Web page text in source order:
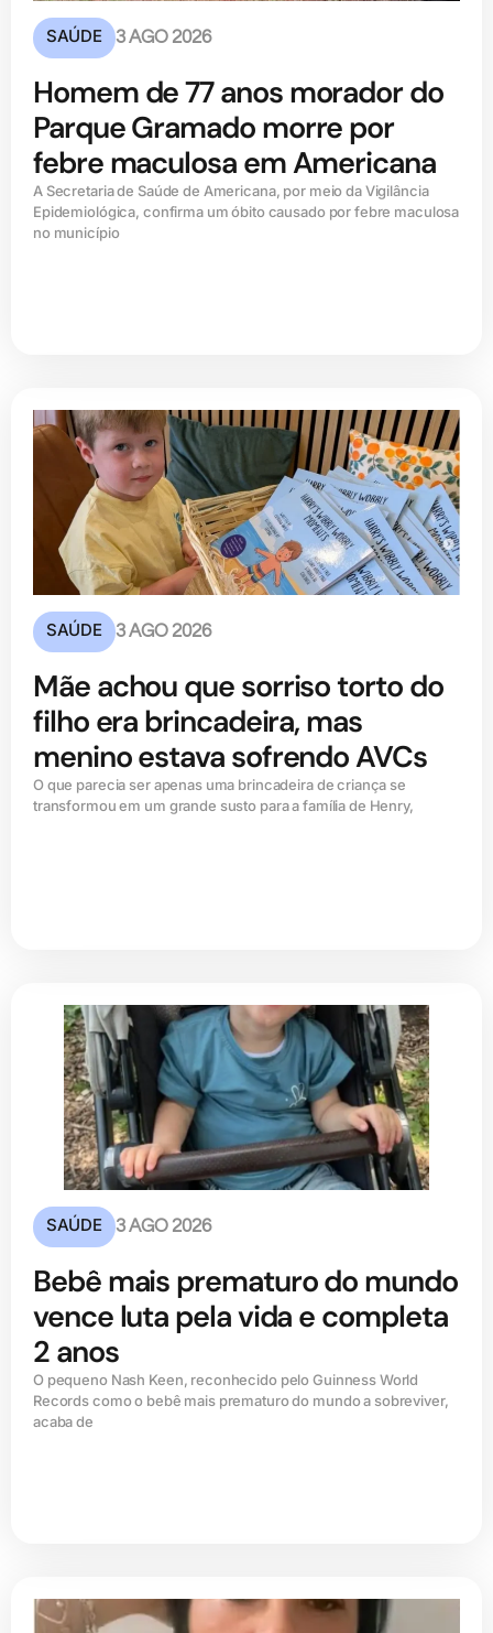
SAÚDE 3 AGO 2026
Homem de 77 anos morador do
Parque Gramado morre por
febre maculosa em Americana
A Secretaria de Saúde de Americana, por meio da Vigilância
Epidemiológica, confirma um óbito causado por febre maculosa
no município
SAÚDE 3 AGO 2026
Mãe achou que sorriso torto do
filho era brincadeira, mas
menino estava sofrendo AVCs
O que parecia ser apenas uma brincadeira de criança se
transformou em um grande susto para a família de Henry,
SAÚDE 3 AGO 2026
Bebê mais prematuro do mundo
vence luta pela vida e completa
2 anos
O pequeno Nash Keen, reconhecido pelo Guinness World
Records como o bebê mais prematuro do mundo a sobreviver,
acaba de